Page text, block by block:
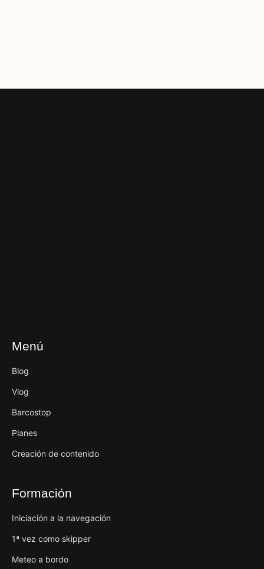
Menú
Blog
Vlog
Barcostop
Planes
Creación de contenido
Formación
Iniciación a la navegación
1ª vez como skipper
Meteo a bordo